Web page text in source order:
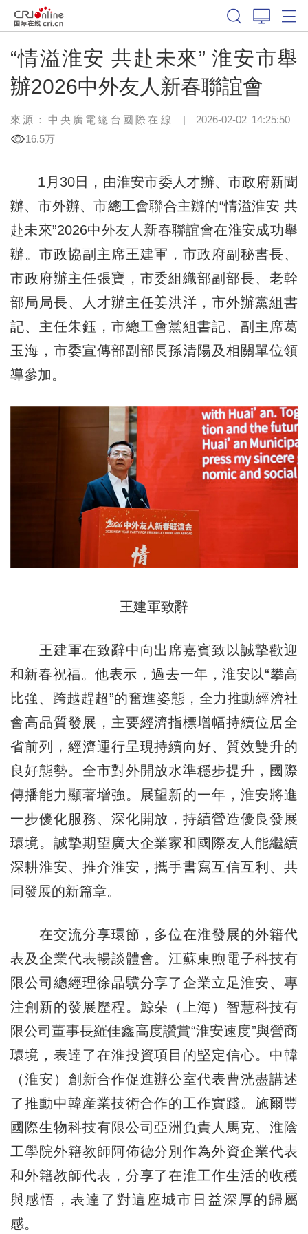
“情溢淮安 共赴未來” 淮安市舉
辦2026中外友人新春聯誼會
來源：中央廣電總台國際在線 | 2026-02-02 14:25:50
16.5万
1月30日，由淮安市委人才辦、市政府新聞
辦、市外辦、市總工會聯合主辦的“情溢淮安 共
赴未來”2026中外友人新春聯誼會在淮安成功舉
辦。市政協副主席王建軍，市政府副秘書長、
市政府辦主任張寶，市委組織部副部長、老幹
部局局長、人才辦主任姜洪洋，市外辦黨組書
記、主任朱鈺，市總工會黨組書記、副主席葛
玉海，市委宣傳部副部長孫清陽及相關單位領
導參加。
王建軍致辭
王建軍在致辭中向出席嘉賓致以誠摯歡迎
和新春祝福。他表示，過去一年，淮安以“攀高
比強、跨越趕超”的奮進姿態，全力推動經濟社
會高品質發展，主要經濟指標增幅持續位居全
省前列，經濟運行呈現持續向好、質效雙升的
良好態勢。全市對外開放水準穩步提升，國際
傳播能力顯著增強。展望新的一年，淮安將進
一步優化服務、深化開放，持續營造優良發展
環境。誠摯期望廣大企業家和國際友人能繼續
深耕淮安、推介淮安，攜手書寫互信互利、共
同發展的新篇章。
在交流分享環節，多位在淮發展的外籍代
表及企業代表暢談體會。江蘇東煦電子科技有
限公司總經理徐晶驥分享了企業立足淮安、專
注創新的發展歷程。鯨朵（上海）智慧科技有
限公司董事長羅佳鑫高度讚賞“淮安速度”與營商
環境，表達了在淮投資項目的堅定信心。中韓
（淮安）創新合作促進辦公室代表曹洸盡講述
了推動中韓産業技術合作的工作實踐。施爾豐
國際生物科技有限公司亞洲負責人馬克、淮陰
工學院外籍教師阿佈德分別作為外資企業代表
和外籍教師代表，分享了在淮工作生活的收穫
與感悟，表達了對這座城市日益深厚的歸屬
感。